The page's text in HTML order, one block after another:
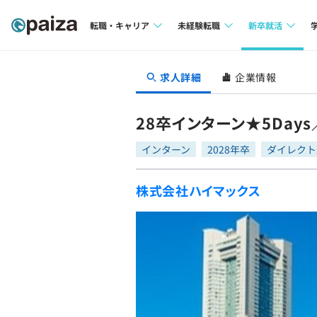
転職・キャリア
転職成功ガイド
転職エージェント
未経験転職
求人検索
転職成功ガイド
新卒就活
本選考
新卒エージェ
就活成功ガイド
求人詳細 企業情報
28卒インターン★5Days
インターン 2028年卒 ダイレク
株式会社ハイマックス